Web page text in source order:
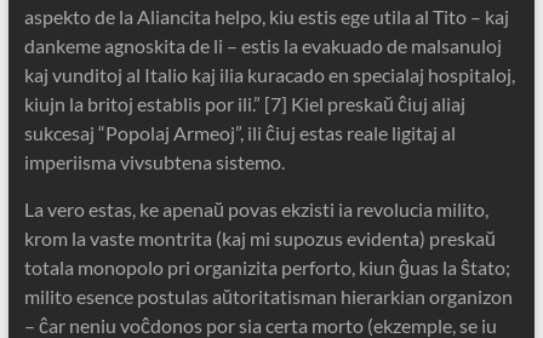
aspekto de la Aliancita helpo, kiu estis ege utila al Tito – kaj
dankeme agnoskita de li – estis la evakuado de malsanuloj
kaj vunditoj al Italio kaj ilia kuracado en specialaj hospitaloj,
kiujn la britoj establis por ili.” [7] Kiel preskaŭ ĉiuj aliaj
sukcesaj “Popolaj Armeoj”, ili ĉiuj estas reale ligitaj al
imperiisma vivsubtena sistemo.
La vero estas, ke apenaŭ povas ekzisti ia revolucia milito,
krom la vaste montrita (kaj mi supozus evidenta) preskaŭ
totala monopolo pri organizita perforto, kiun ĝuas la ŝtato;
milito esence postulas aŭtoritatisman hierarkian organizon
– ĉar neniu voĉdonos por sia certa morto (ekzemple, se iu